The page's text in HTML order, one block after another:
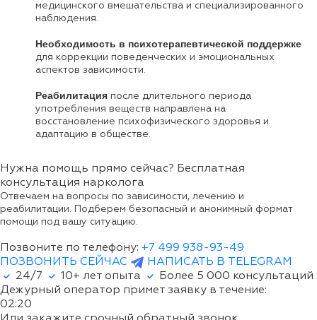
медицинского вмешательства и специализированного
наблюдения.
Необходимость в психотерапевтической поддержке
для коррекции поведенческих и эмоциональных
аспектов зависимости.
Реабилитация после длительного периода
употребления веществ направлена на
восстановление психофизического здоровья и
адаптацию в обществе.
Нужна помощь прямо сейчас? Бесплатная
консультация нарколога
Отвечаем на вопросы по зависимости, лечению и
реабилитации. Подберем безопасный и анонимный формат
помощи под вашу ситуацию.
Позвоните по телефону: +7 499 938-93-49
ПОЗВОНИТЬ СЕЙЧАС
НАПИСАТЬ В TELEGRAM
24/7
10+ лет опыта Более 5 000 консультаций
Дежурный оператор примет заявку в течение:
02:20